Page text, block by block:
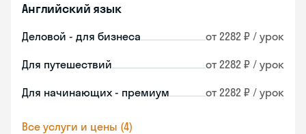
Английский язык
Деловой - для бизнеса от 2282 ₽ / урок
Для путешествий от 2282 ₽ / урок
Для начинающих - премиум от 2282 ₽ / урок
Все услуги и цены (4)